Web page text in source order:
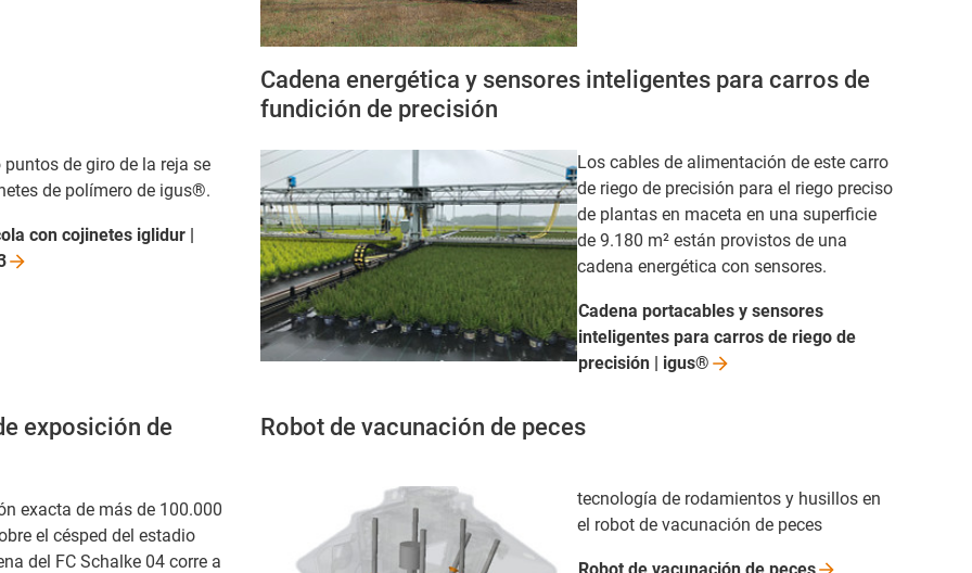
de giro de la reja se
de polímero de igus®.
con cojinetes iglidur |
Cadena energética y sensores inteligentes para carros de
fundición de precisión
Los cables de alimentación de este carro
de riego de precisión para el riego preciso
de plantas en maceta en una superficie
de 9.180 m² están provistos de una
cadena energética con sensores.
Cadena portacables y sensores
inteligentes para carros de riego de
precisión | igus®
exposición de
exacta de más de 100.000
el césped del estadio
del FC Schalke 04 corre a
Robot de vacunación de peces
tecnología de rodamientos y husillos en
el robot de vacunación de peces
Robot de vacunación de peces